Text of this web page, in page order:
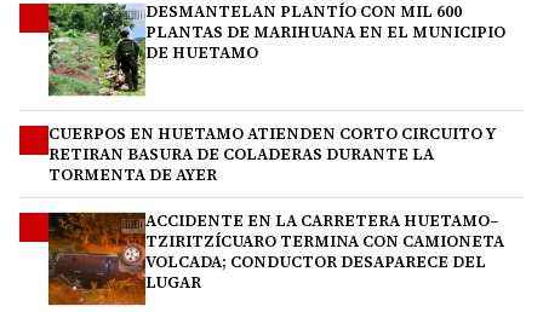
DESMANTELAN PLANTÍO CON MIL 600
PLANTAS DE MARIHUANA EN EL MUNICIPIO
DE HUETAMO
CUERPOS EN HUETAMO ATIENDEN CORTO CIRCUITO Y
RETIRAN BASURA DE COLADERAS DURANTE LA
TORMENTA DE AYER
ACCIDENTE EN LA CARRETERA HUETAMO–
TZIRITZÍCUARO TERMINA CON CAMIONETA
VOLCADA; CONDUCTOR DESAPARECE DEL
LUGAR